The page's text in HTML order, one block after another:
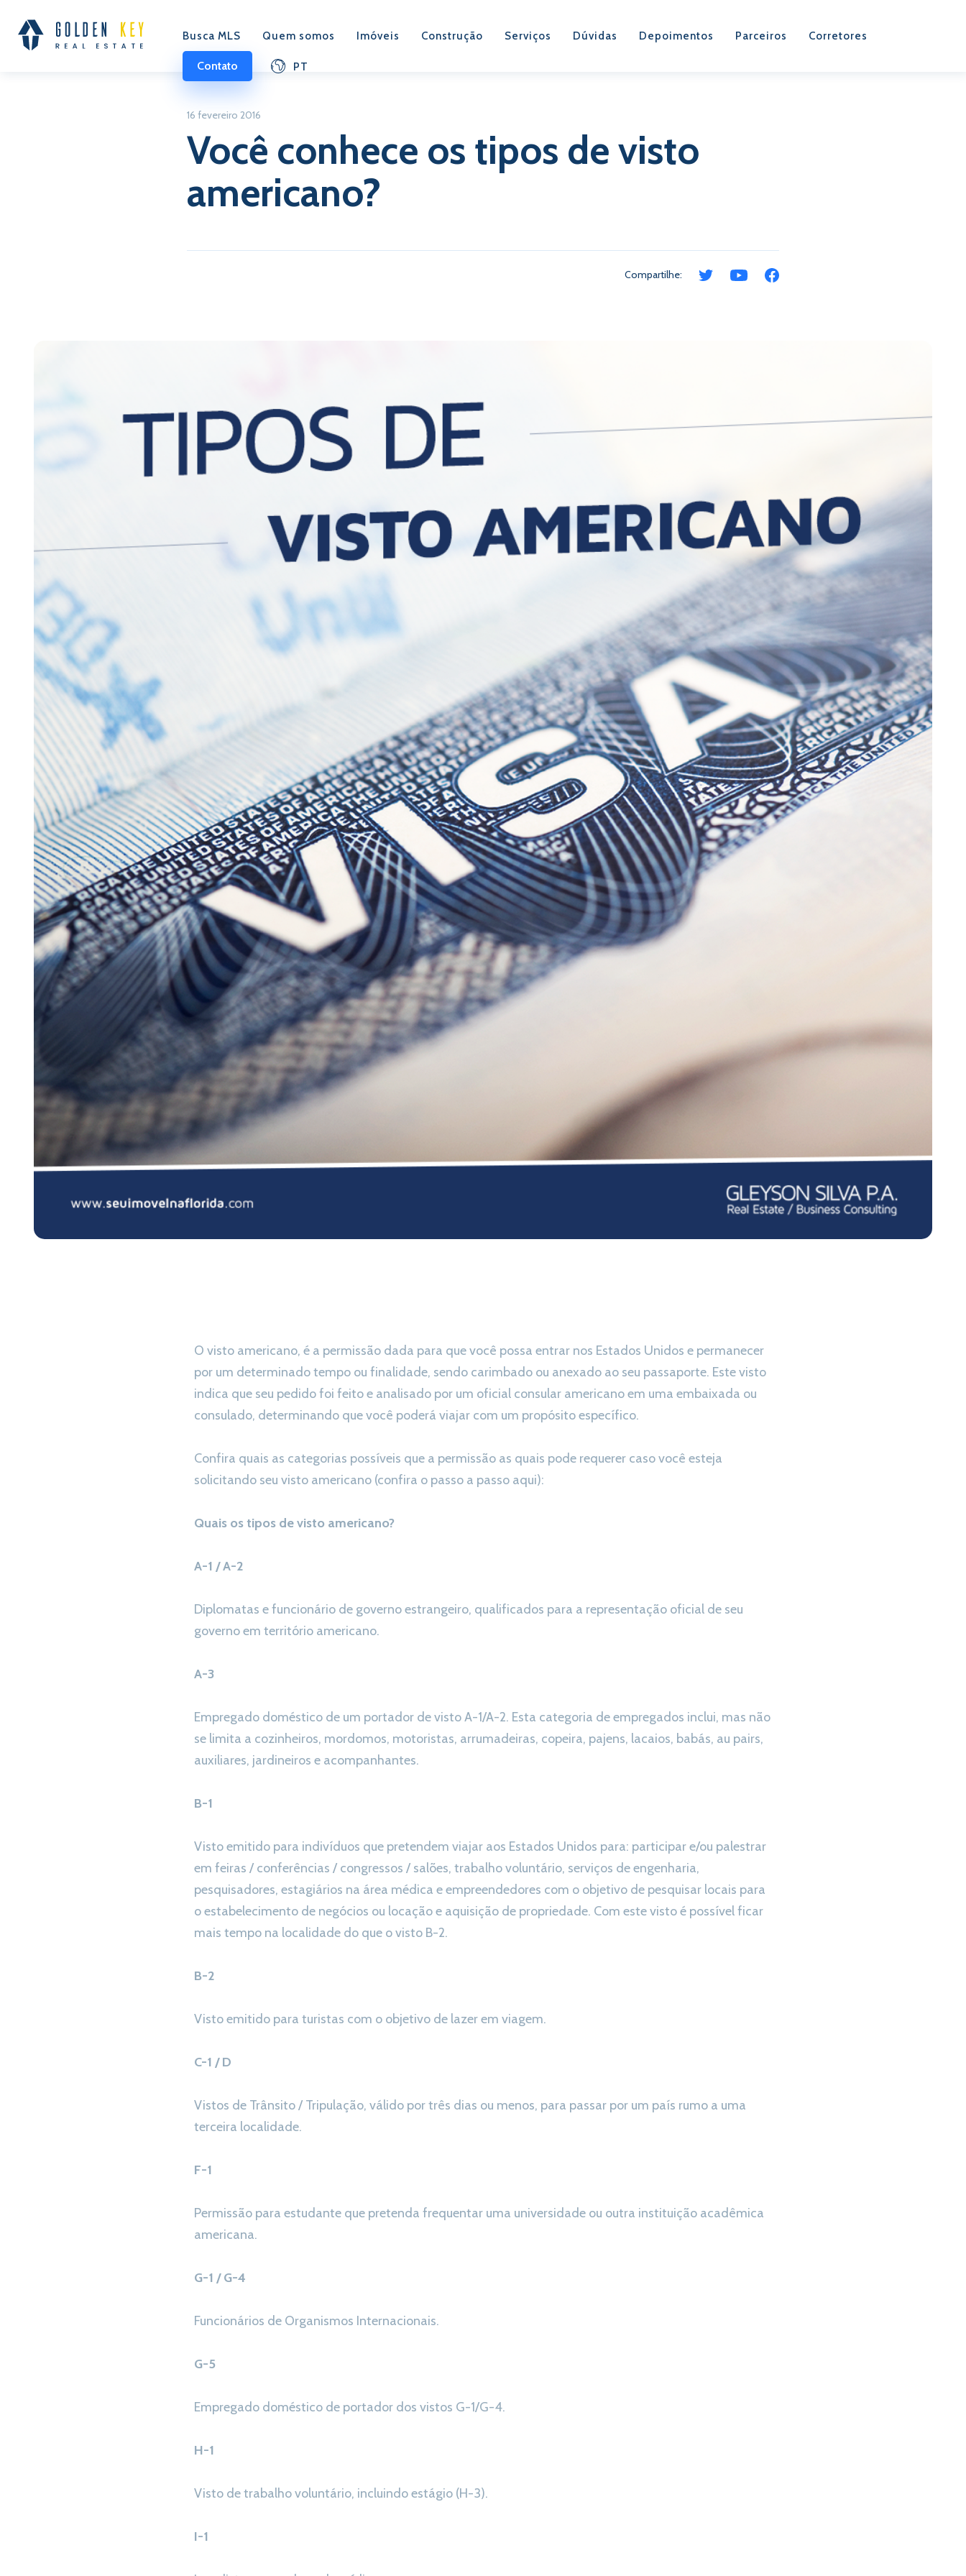
Busca MLS Quem somos Imóveis Construção Serviços Dúvidas Depoimentos Parceiros Corretores
Contato PT
16 fevereiro 2016
Você conhece os tipos de visto
americano?
Compartilhe:
O visto americano, é a permissão dada para que você possa entrar nos Estados Unidos e permanecer
por um determinado tempo ou finalidade, sendo carimbado ou anexado ao seu passaporte. Este visto
indica que seu pedido foi feito e analisado por um oficial consular americano em uma embaixada ou
consulado, determinando que você poderá viajar com um propósito específico.
Confira quais as categorias possíveis que a permissão as quais pode requerer caso você esteja
solicitando seu visto americano (confira o passo a passo aqui):
Quais os tipos de visto americano?
A-1 / A-2
Diplomatas e funcionário de governo estrangeiro, qualificados para a representação oficial de seu
governo em território americano.
A-3
Empregado doméstico de um portador de visto A-1/A-2. Esta categoria de empregados inclui, mas não
se limita a cozinheiros, mordomos, motoristas, arrumadeiras, copeira, pajens, lacaios, babás, au pairs,
auxiliares, jardineiros e acompanhantes.
B-1
Visto emitido para indivíduos que pretendem viajar aos Estados Unidos para: participar e/ou palestrar
em feiras / conferências / congressos / salões, trabalho voluntário, serviços de engenharia,
pesquisadores, estagiários na área médica e empreendedores com o objetivo de pesquisar locais para
o estabelecimento de negócios ou locação e aquisição de propriedade. Com este visto é possível ficar
mais tempo na localidade do que o visto B-2.
B-2
Visto emitido para turistas com o objetivo de lazer em viagem.
C-1 / D
Vistos de Trânsito / Tripulação, válido por três dias ou menos, para passar por um país rumo a uma
terceira localidade.
F-1
Permissão para estudante que pretenda frequentar uma universidade ou outra instituição acadêmica
americana.
G-1 / G-4
Funcionários de Organismos Internacionais.
G-5
Empregado doméstico de portador dos vistos G-1/G-4.
H-1
Visto de trabalho voluntário, incluindo estágio (H-3).
I-1